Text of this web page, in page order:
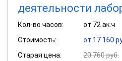
деятельности
Кол-во часов:
от 72 ак.ч
Стоимость:
от 17 160
Старая цена:
20 760 руб.